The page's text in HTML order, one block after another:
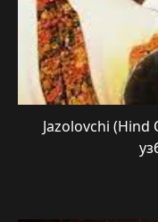
Jazolovchi